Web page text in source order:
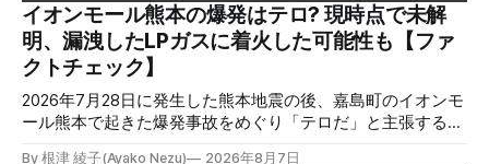
イオンモール熊本の爆発はテロ? 現時点で未解
明、漏洩したLPガスに着火した可能性も【ファ
クトチェック】
2026年7月28日に発生した熊本地震の後、嘉島町のイオンモ
ール熊本で起きた爆発事故をめぐり「テロだ」と主張する投
By 根津 綾子(Ayako Nezu) 2026年8月7日